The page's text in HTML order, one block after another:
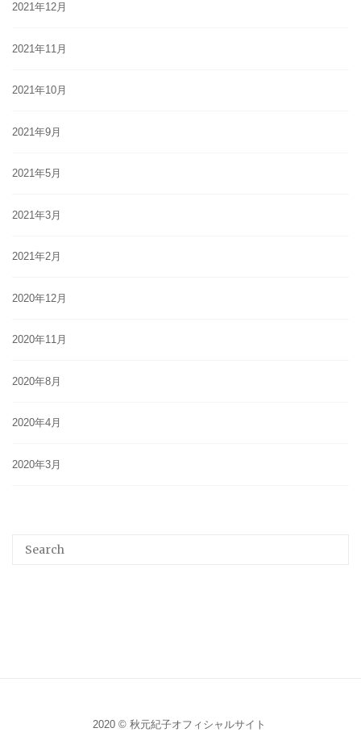
2021年12月
2021年11月
2021年10月
2021年9月
2021年5月
2021年3月
2021年2月
2020年12月
2020年11月
2020年8月
2020年4月
2020年3月
2020 © 秋元紀子オフィシャルサイト